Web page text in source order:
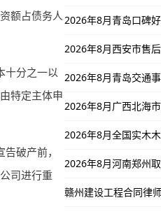
额占债务人
十分之一以
特定主体申
破产前，
司进行重